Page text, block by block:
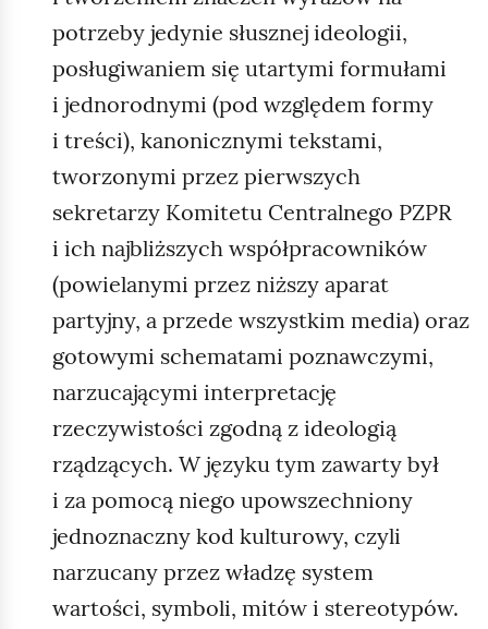
potrzeby jedynie słusznej ideologii,
posługiwaniem się utartymi formułami
i jednorodnymi (pod względem formy
i treści), kanonicznymi tekstami,
tworzonymi przez pierwszych
sekretarzy Komitetu Centralnego PZPR
i ich najbliższych współpracowników
(powielanymi przez niższy aparat
partyjny, a przede wszystkim media) oraz
gotowymi schematami poznawczymi,
narzucającymi interpretację
rzeczywistości zgodną z ideologią
rządzących. W języku tym zawarty był
i za pomocą niego upowszechniony
jednoznaczny kod kulturowy, czyli
narzucany przez władzę system
wartości, symboli, mitów i stereotypów.